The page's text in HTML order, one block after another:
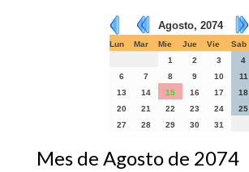
Agosto, 2074
Lun Mar Mie Jue Vie Sab
1
2 3 4
6
7 8 9 10 11
13
14 15 16 17 18
20
21 22 23 24 25
27
28 29 30 31
Mes de Agosto de 2074